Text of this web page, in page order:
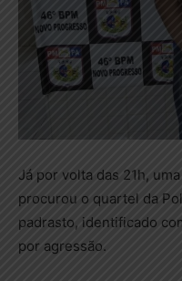
Já por volta das 21h,
procurou o quartel da
padrasto, identificado
por agressão.